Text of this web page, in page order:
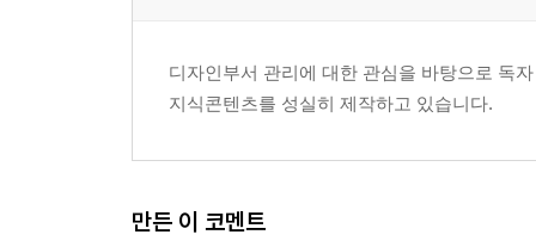
업무 단계 정의와 산출물 연결
단계별 입력값과 완료 조건
프로세스 예외 처리 기준
디자인부서 관리에 대한 관심을 바탕으로 독
지식콘텐츠를 성실히 제작하고 있습니다.
만든 이 코멘트